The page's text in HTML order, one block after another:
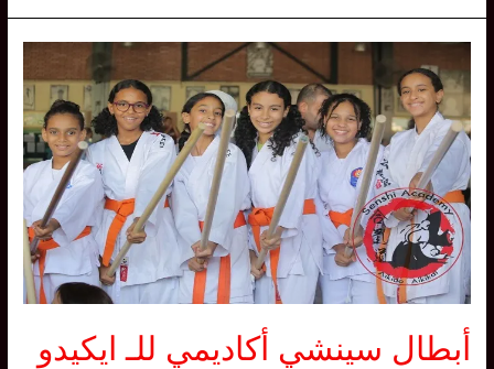
تشارك
في
تدريب
مجمع
بنادي
هليوبوليس
أغسطس
2023
أبطال سينشي أكاديمي للـ ايكيدو